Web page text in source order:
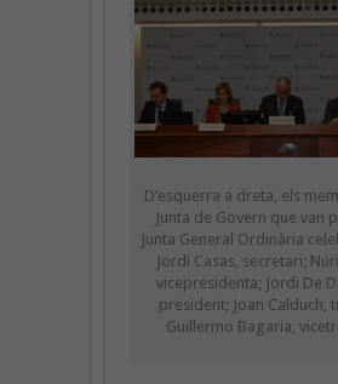
D’esquerra a dreta, els
Junta de Govern que van
Junta General Ordinària
Jordi Casas, secretari;
vicepresidenta; Jordi De
president; Joan Calduch,
Guillermo Bagaria,